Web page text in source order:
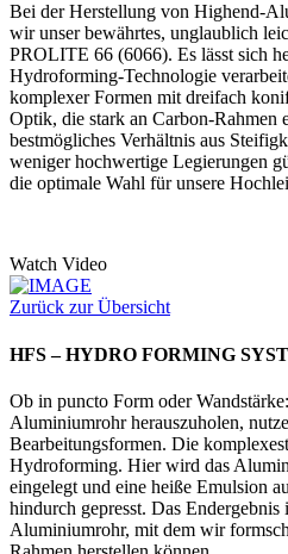
Bei der Herstellung von Highend-
wir unser bewährtes, unglaublich
PROLITE 66 (6066). Es lässt sich
Hydroforming-Technologie
komplexer Formen mit dreifach
Optik, die stark an Carbon-Rahmen
bestmögliches Verhältnis aus
weniger hochwertige Legierungen
die optimale Wahl für unsere
Watch Video
Zurück zur Übersicht
HFS – HYDRO FORMING
Ob in puncto Form oder
Aluminiumrohr herauszuholen,
Bearbeitungsformen. Die
Hydroforming. Hier wird das
eingelegt und eine heiße Emulsion
hindurch gepresst. Das
Aluminiumrohr, mit dem wir